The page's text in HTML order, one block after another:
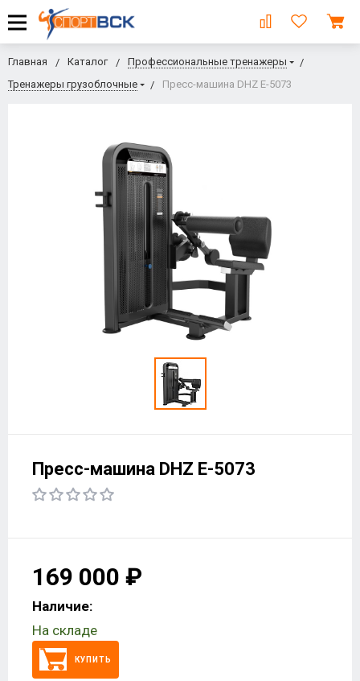
Главная Каталог
Профессиональные тренажеры
Тренажеры грузоблочные
Пресс-машина DHZ E-5073
Пресс-машина DHZ E-5073
169 000 ₽
Наличие:
На складе
КУПИТЬ